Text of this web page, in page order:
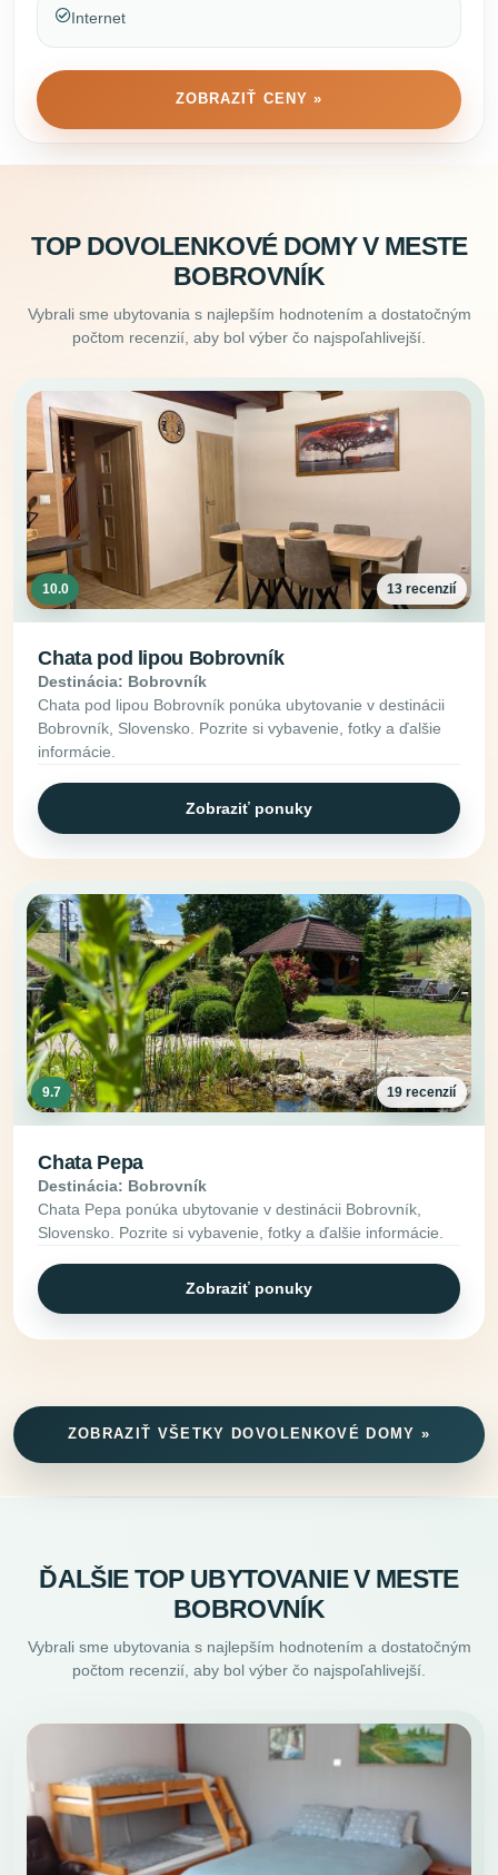
Internet
ZOBRAZIŤ CENY »
TOP DOVOLENKOVÉ DOMY V MESTE
BOBROVNÍK
Vybrali sme ubytovania s najlepším hodnotením a dostatočným
počtom recenzií, aby bol výber čo najspoľahlivejší.
10.0 13 recenzií
Chata pod lipou Bobrovník
Destinácia: Bobrovník
Chata pod lipou Bobrovník ponúka ubytovanie v destinácii
Bobrovník, Slovensko. Pozrite si vybavenie, fotky a ďalšie
informácie.
Zobraziť ponuky
9.7 19 recenzií
Chata Pepa
Destinácia: Bobrovník
Chata Pepa ponúka ubytovanie v destinácii Bobrovník,
Slovensko. Pozrite si vybavenie, fotky a ďalšie informácie.
Zobraziť ponuky
ZOBRAZIŤ VŠETKY DOVOLENKOVÉ DOMY »
ĎALŠIE TOP UBYTOVANIE V MESTE
BOBROVNÍK
Vybrali sme ubytovania s najlepším hodnotením a dostatočným
počtom recenzií, aby bol výber čo najspoľahlivejší.